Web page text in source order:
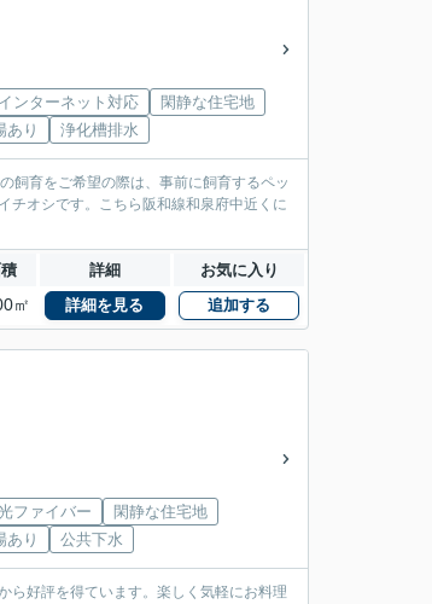
インターネット対応
閑静な住宅地
あり
浄化槽排水
飼育をご希望の際は、事前に飼育するペッ
チオシです。こちら阪和線和泉府中近くに
詳細 お気に入り
㎡ 詳細を見る 追加する
ファイバー
閑静な住宅地
あり
公共下水
ら好評を得ています。楽しく気軽にお料理